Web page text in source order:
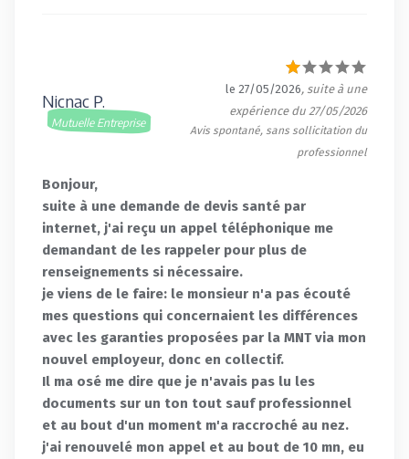
Nicnac P.
Mutuelle Entreprise
le 27/05/2026, suite à une
expérience du 27/05/2026
Avis spontané, sans sollicitation du
professionnel
Bonjour,
suite à une demande de devis santé par
internet, j'ai reçu un appel téléphonique me
demandant de les rappeler pour plus de
renseignements si nécessaire.
je viens de le faire: le monsieur n'a pas écouté
mes questions qui concernaient les différences
avec les garanties proposées par la MNT via mon
nouvel employeur, donc en collectif.
Il ma osé me dire que je n'avais pas lu les
documents sur un ton tout sauf professionnel
et au bout d'un moment m'a raccroché au nez.
j'ai renouvelé mon appel et au bout de 10 mn, eu